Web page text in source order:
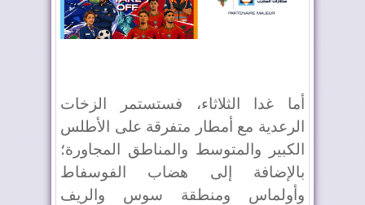
أما غدا الثلاثاء، فستستمر الزخات
الرعدية مع أمطار متفرقة على الأطلس
الكبير والمتوسط والمناطق المجاورة؛
بالإضافة إلى هضاب الفوسفاط
وأولماس ومنطقة سوس والريف